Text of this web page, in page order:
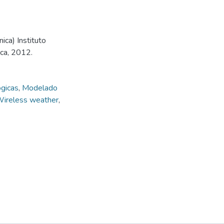
Instituto
2012.
, Modelado
weather,